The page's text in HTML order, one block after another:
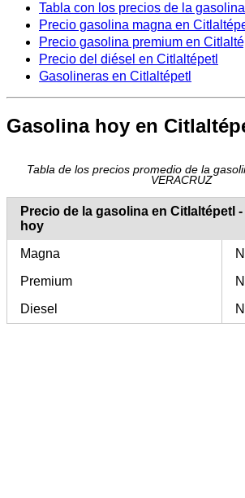
Tabla con los precios de la
Precio gasolina magna en
Precio gasolina premium en
Precio del diésel en Citlaltépetl
Gasolineras en Citlaltépetl
Gasolina hoy en
Tabla de los precios promedio de la
VERACRUZ
Precio de la gasolina en Citlaltépetl
hoy
Magna
Premium
Diesel